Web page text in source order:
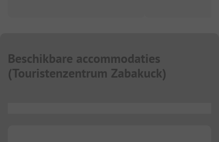
Beschikbare accommodaties
(Touristenzentrum Zabakuck)